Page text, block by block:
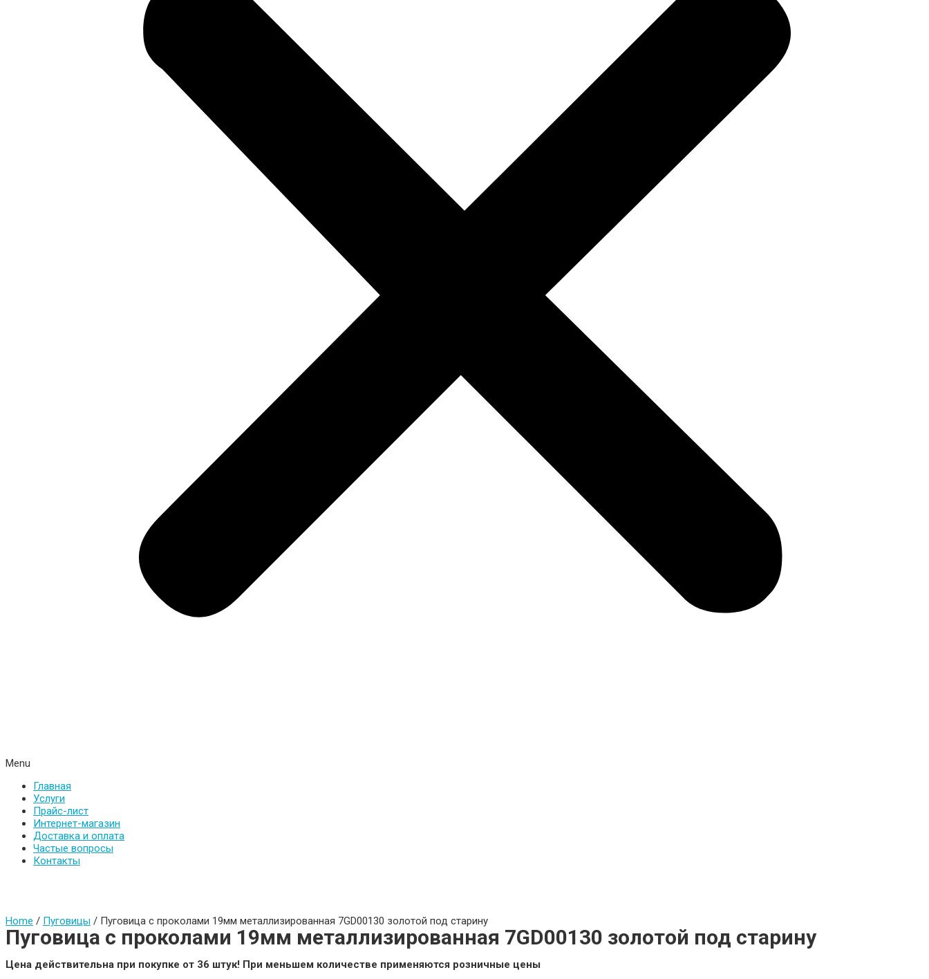
Menu
Главная
Услуги
Прайс-лист
Интернет-магазин
Доставка и оплата
Частые вопросы
Контакты
Home / Пуговицы / Пуговица с проколами 19мм металлизированная 7GD00130 золотой под старину
Пуговица с проколами 19мм металлизированная 7GD00130 золотой под старину
Цена действительна при покупке от 36 штук! При меньшем количестве применяются розничные цены